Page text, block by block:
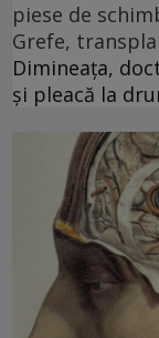
piese de
Grefe,
Dimineața,
și pleacă la